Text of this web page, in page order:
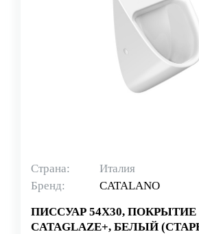
Страна:
Италия
Бренд:
CATALANO
ПИССУАР 54Х30, ПОКРЫТИЕ
CATAGLAZE+, БЕЛЫЙ